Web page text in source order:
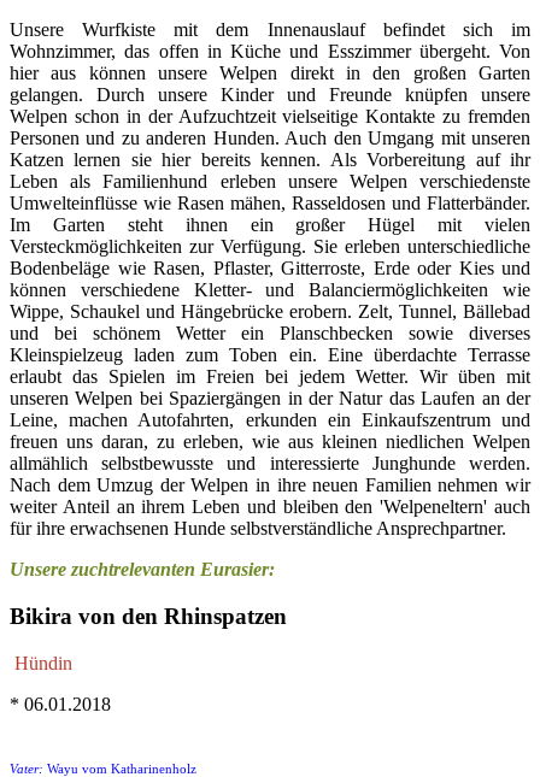
Unsere Wurfkiste mit dem Innenauslauf befindet sich im
Wohnzimmer, das offen in Küche und Esszimmer übergeht. Von
hier aus können unsere Welpen direkt in den großen Garten
gelangen. Durch unsere Kinder und Freunde knüpfen unsere
Welpen schon in der Aufzuchtzeit vielseitige Kontakte zu fremden
Personen und zu anderen Hunden. Auch den Umgang mit unseren
Katzen lernen sie hier bereits kennen. Als Vorbereitung auf ihr
Leben als Familienhund erleben unsere Welpen verschiedenste
Umwelteinflüsse wie Rasen mähen, Rasseldosen und Flatterbänder.
Im Garten steht ihnen ein großer Hügel mit vielen
Versteckmöglichkeiten zur Verfügung. Sie erleben unterschiedliche
Bodenbeläge wie Rasen, Pflaster, Gitterroste, Erde oder Kies und
können verschiedene Kletter- und Balanciermöglichkeiten wie
Wippe, Schaukel und Hängebrücke erobern. Zelt, Tunnel, Bällebad
und bei schönem Wetter ein Planschbecken sowie diverses
Kleinspielzeug laden zum Toben ein. Eine überdachte Terrasse
erlaubt das Spielen im Freien bei jedem Wetter. Wir üben mit
unseren Welpen bei Spaziergängen in der Natur das Laufen an der
Leine, machen Autofahrten, erkunden ein Einkaufszentrum und
freuen uns daran, zu erleben, wie aus kleinen niedlichen Welpen
allmählich selbstbewusste und interessierte Junghunde werden.
Nach dem Umzug der Welpen in ihre neuen Familien nehmen wir
weiter Anteil an ihrem Leben und bleiben den 'Welpeneltern' auch
für ihre erwachsenen Hunde selbstverständliche Ansprechpartner.
Unsere zuchtrelevanten Eurasier:
Bikira von den Rhinspatzen
Hündin
* 06.01.2018
Vater: Wayu vom Katharinenholz